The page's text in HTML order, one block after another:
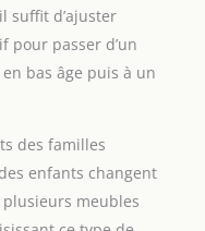
suffit d’ajuster
pour passer d’un
bas âge puis à un
des familles
enfants changent
meubles